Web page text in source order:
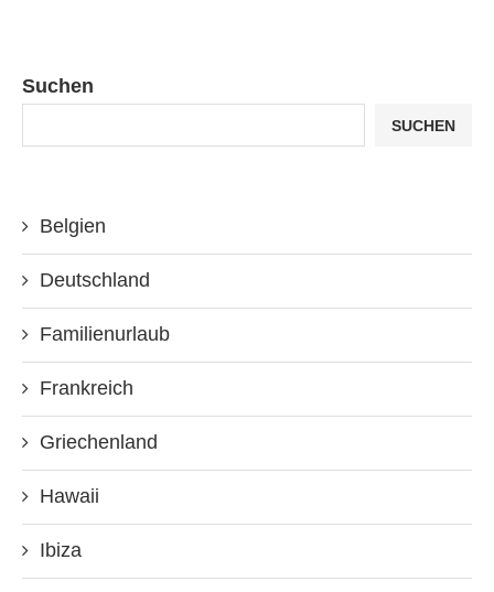
Suchen
SUCHEN
Belgien
Deutschland
Familienurlaub
Frankreich
Griechenland
Hawaii
Ibiza